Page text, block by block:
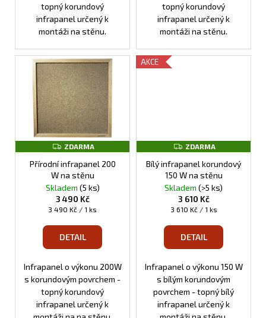
topný korundový
infrapanel určený k
montáži na stěnu.
topný korundový
infrapanel určený k
montáži na stěnu.
Z
D
A
M
A
ZDARMA
Přírodní infrapanel 200
W na stěnu
Skladem (5 ks)
3 490 Kč
Měrná
3 490 Kč / 1 ks
DETAIL
Infrapanel o výkonu 200W
s korundovým povrchem -
topný korundový
infrapanel určený k
AKCE
Z
D
A
R
M
A
ZDARMA
Bílý infrapanel korundový
150 W na stěnu
Skladem (>5 ks)
3 610 Kč
Měrná
3 610 Kč / 1 ks
DETAIL
Infrapanel o výkonu 150 W
s bílým korundovým
povrchem - topný bílý
infrapanel určený k